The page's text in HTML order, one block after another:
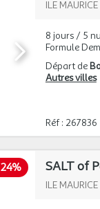
ILE MAURICE
8 jours / 5
Formule
Départ de
Autres villes
Réf : 267836
24% SALT of
ILE MAURICE